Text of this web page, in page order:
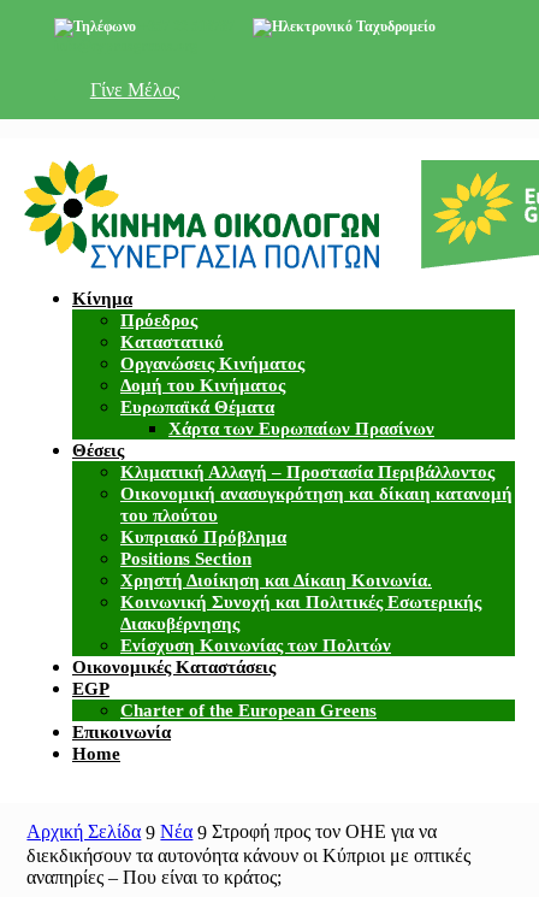
Γίνε Μέλος
Κίνημα
Πρόεδρος
Καταστατικό
Οργανώσεις Κινήματος
Δομή του Κινήματος
Ευρωπαϊκά Θέματα
Χάρτα των Ευρωπαίων Πρασίνων
Θέσεις
Κλιματική Αλλαγή – Προστασία Περιβάλλοντος
Οικονομική ανασυγκρότηση και δίκαιη κατανομή
του πλούτου
Κυπριακό Πρόβλημα
Positions Section
Χρηστή Διοίκηση και Δίκαιη Κοινωνία.
Κοινωνική Συνοχή και Πολιτικές Εσωτερικής
Διακυβέρνησης
Ενίσχυση Κοινωνίας των Πολιτών
Οικονομικές Καταστάσεις
EGP
Charter of the European Greens
Επικοινωνία
Home
Αρχική Σελίδα 9 Νέα 9 Στροφή προς τον ΟΗΕ για να
διεκδικήσουν τα αυτονόητα κάνουν οι Κύπριοι με οπτικές
αναπηρίες – Που είναι το κράτος;